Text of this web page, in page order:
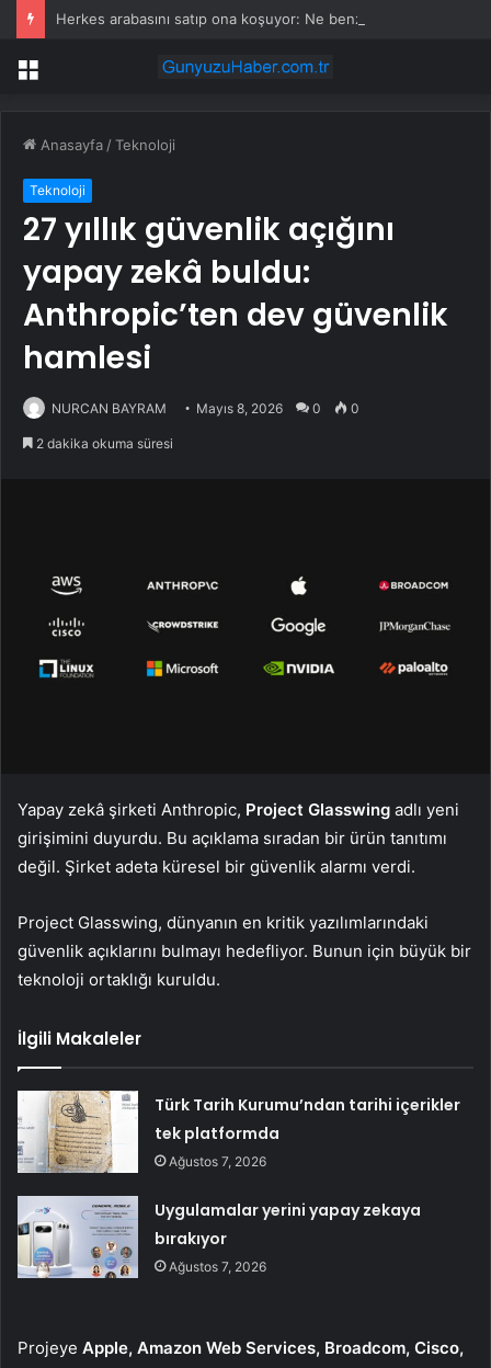
Menü
Anasayfa /Teknoloji
Teknoloji
27 yıllık güvenlik açığını
yapay zekâ buldu:
Anthropic’ten dev güvenlik
hamlesi
NURCAN BAYRAM Mayıs 8, 2026 0 0
2 dakika okuma süresi
Yapay zekâ şirketi Anthropic, Project Glasswing adlı yeni
girişimini duyurdu. Bu açıklama sıradan bir ürün tanıtımı
değil. Şirket adeta küresel bir güvenlik alarmı verdi.
Project Glasswing, dünyanın en kritik yazılımlarındaki
güvenlik açıklarını bulmayı hedefliyor. Bunun için büyük bir
teknoloji ortaklığı kuruldu.
İlgili Makaleler
Türk Tarih Kurumu’ndan tarihi içerikler
tek platformda
Ağustos 7, 2026
Uygulamalar yerini yapay zekaya
bırakıyor
Ağustos 7, 2026
Projeye Apple, Amazon Web Services, Broadcom, Cisco,